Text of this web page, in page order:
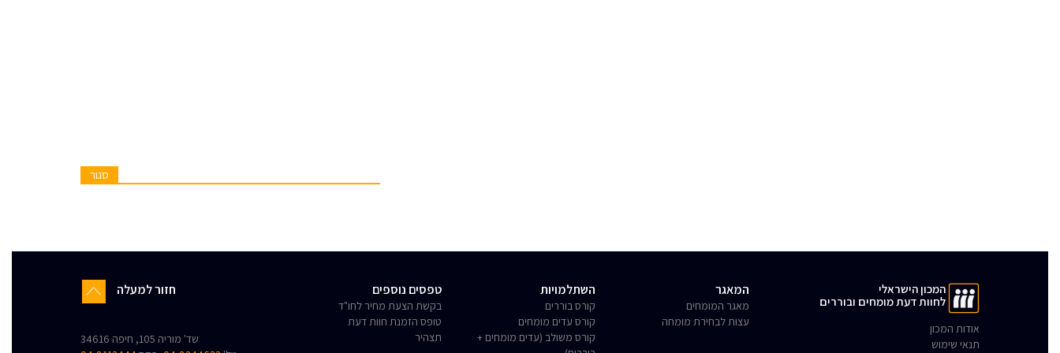
סגור
המכון הישראלי
לחוות דעת מומחים ובוררים
אודות המכון
תנאי שימוש
המאגר
מאגר המומחים
עצות לבחירת מומחה
השתלמויות
קורס בוררים
קורס עדים מומחים
קורס משולב (עדים מומחים +
טפסים נוספים
בקשת הצעת מחיר לחו"ד
טופס הזמנת חוות דעת
תצהיר
חזור למעלה
שד' מוריה 105, חיפה 34616